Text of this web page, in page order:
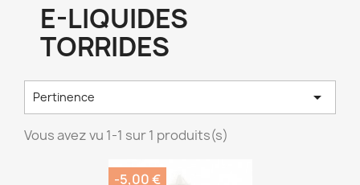
E-LIQUIDES
TORRIDES
Pertinence 
Vous avez vu 1-1 sur 1 produits(s)
-5,00 €